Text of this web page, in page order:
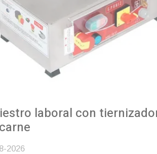
laboral con tiernizadora